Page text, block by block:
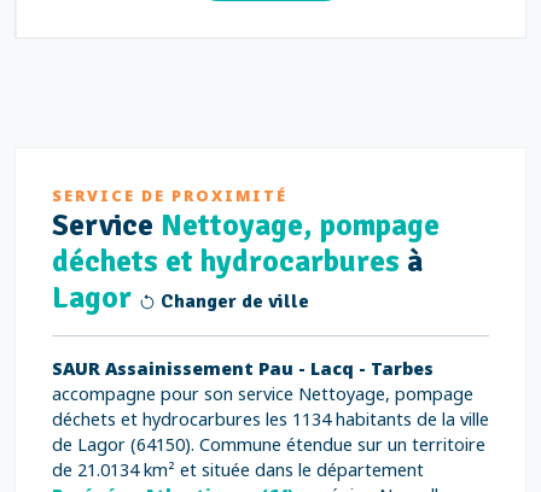
SERVICE DE PROXIMITÉ
Service Nettoyage, pompage
déchets et hydrocarbures à
Lagor
Changer de ville
SAUR Assainissement Pau - Lacq - Tarbes
accompagne pour son service Nettoyage, pompage
déchets et hydrocarbures les 1134 habitants de la ville
de Lagor (64150). Commune étendue sur un territoire
de 21.0134 km² et située dans le département